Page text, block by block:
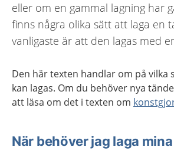
eller om en gammal lagning har
finns några olika sätt att laga en
vanligaste är att den lagas med
Den här texten handlar om på vilka
kan lagas. Om du behöver nya
att läsa om det i texten om
När behöver jag laga